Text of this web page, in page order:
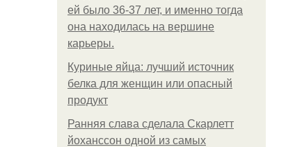
ей было 36-37 лет, и именно тогда
она находилась на вершине
карьеры.
Куриные яйца: лучший источник
белка для женщин или опасный
продукт
Ранняя слава сделала Скарлетт
йоханссон одной из самых